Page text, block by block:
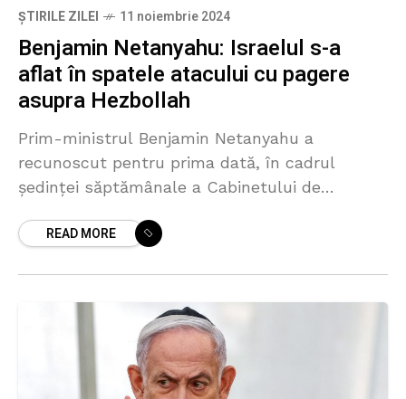
ȘTIRILE ZILEI 11 noiembrie 2024
Benjamin Netanyahu: Israelul s-a
aflat în spatele atacului cu pagere
asupra Hezbollah
Prim-ministrul Benjamin Netanyahu a
recunoscut pentru prima dată, în cadrul
ședinței săptămânale a Cabinetului de
cu pagere și stații radio împotriva Hezbollah
READ MORE